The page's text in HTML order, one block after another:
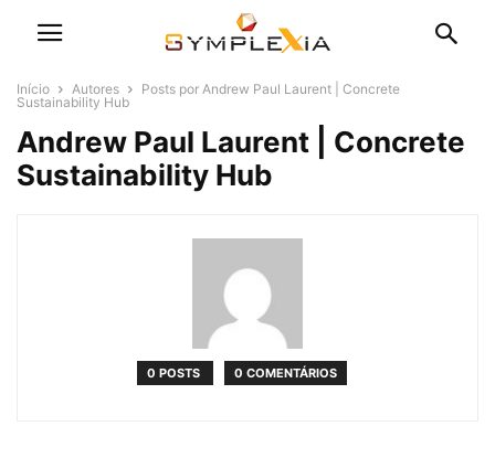
Início Autores
Posts por Andrew Paul Laurent | Concrete
Sustainability Hub
Andrew Paul Laurent | Concrete
Sustainability Hub
0 POSTS 0 COMENTÁRIOS